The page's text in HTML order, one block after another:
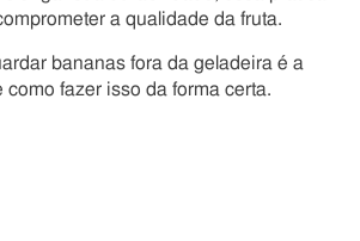
a qualidade da fruta.
bananas fora da geladeira é a
fazer isso da forma certa.